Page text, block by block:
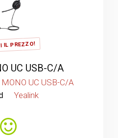
IL PREZZO!
UC USB-C/A
UC USB-C/A
Yealink